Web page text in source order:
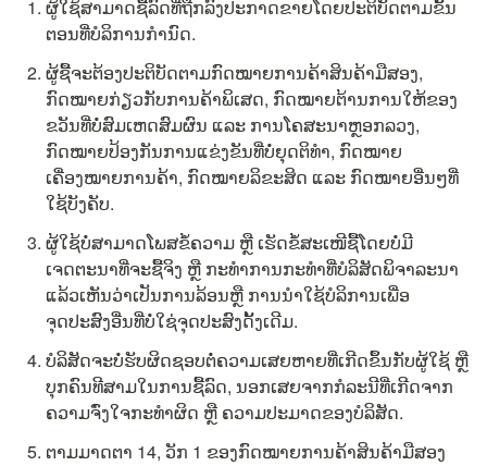
ຜູ້ໃຊ້ສາມາດຊື້ລົດທີ່ຖືກລົງປະກາດຂາຍໂດຍປະຕິບັດຕາມຂັ້ນ
ຕອນທີ່ບໍລິການກຳນົດ.
ຜູ້ຊື້ຈະຕ້ອງປະຕິບັດຕາມກົດໝາຍການຄ້າສິນຄ້າມືສອງ,
ກົດໝາຍກ່ຽວກັບການຄ້າພິເສດ, ກົດໝາຍຕ້ານການໃຫ້ຂອງ
ຂວັນທີ່ບໍ່ສົມເຫດສົມຜົນ ແລະ ການໂຄສະນາຫຼອກລວງ,
ກົດໝາຍປ້ອງກັນການແຂ່ງຂັນທີ່ບໍ່ຍຸດຕິທຳ, ກົດໝາຍ
ເຄື່ອງໝາຍການຄ້າ, ກົດໝາຍລິຂະສິດ ແລະ ກົດໝາຍອື່ນໆທີ່
ໃຊ້ບັງຄັບ.
ຜູ້ໃຊ້ບໍ່ສາມາດໂພສຂໍ້ຄວາມ ຫຼື ເຮັດຂໍ້ສະເໜີຊື້ໂດຍບໍ່ມີ
ເຈດຕະນາທີ່ຈະຊື້ຈິງ ຫຼື ກະທຳການກະທຳທີ່ບໍລິສັດພິຈາລະນາ
ແລ້ວເຫັນວ່າເປັນການລ້ອນຫຼື ການນຳໃຊ້ບໍລິການເພື່ອ
ຈຸດປະສົງອື່ນທີ່ບໍ່ໃຊ່ຈຸດປະສົງດັ້ງເດີມ.
ບໍລິສັດຈະບໍ່ຮັບຜິດຊອບຕໍ່ຄວາມເສຍຫາຍທີ່ເກີດຂຶ້ນກັບຜູ້ໃຊ້ ຫຼື
ບຸກຄົນທີສາມໃນການຊື້ລົດ, ນອກເສຍຈາກກໍລະນີທີ່ເກີດຈາກ
ຄວາມຈົ່ງໃຈກະທຳຜິດ ຫຼື ຄວາມປະມາດຂອງບໍລິສັດ.
ຕາມມາດຕາ 14, ວັກ 1 ຂອງກົດໝາຍການຄ້າສິນຄ້າມືສອງ